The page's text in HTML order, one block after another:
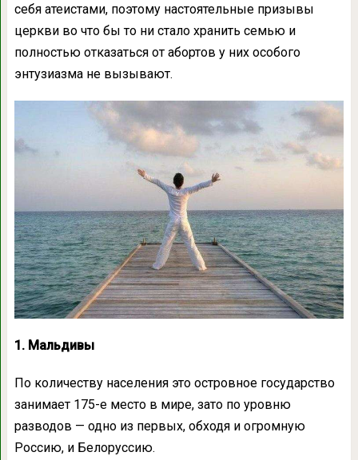
себя атеистами, поэтому настоятельные призывы
церкви во что бы то ни стало хранить семью и
полностью отказаться от абортов у них особого
энтузиазма не вызывают.
1. Мальдивы
По количеству населения это островное государство
занимает 175-е место в мире, зато по уровню
разводов — одно из первых, обходя и огромную
Россию, и Белоруссию.